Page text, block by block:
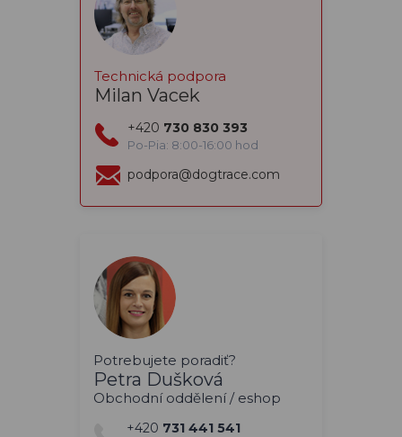
Technická podpora
Milan Vacek
+420 730 830 393
Po-Pia: 8:00-16:00 hod
podpora@dogtrace.com
Potrebujete poradiť?
Petra Dušková
Obchodní oddělení / eshop
+420 731 441 541